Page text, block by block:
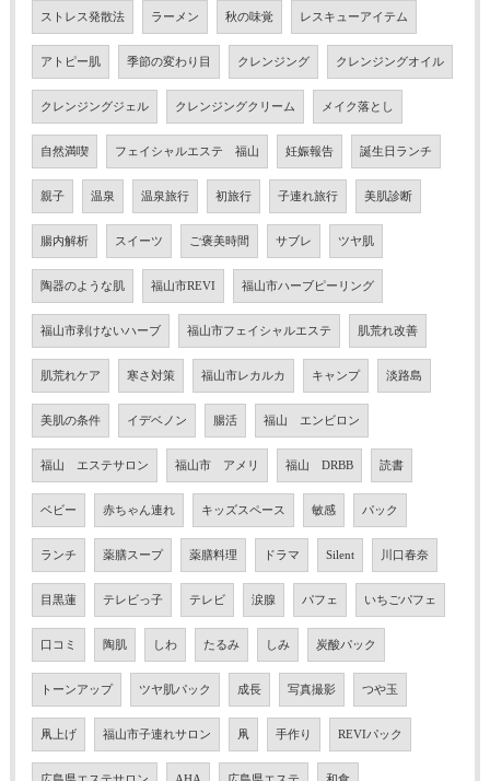
ストレス発散法 ラーメン 秋の味覚 レスキューアイテム
アトピー肌 季節の変わり目 クレンジング クレンジングオイル
クレンジングジェル クレンジングクリーム メイク落とし
自然満喫 フェイシャルエステ 福山 妊娠報告 誕生日ランチ
親子 温泉 温泉旅行 初旅行 子連れ旅行 美肌診断
腸内解析 スイーツ ご褒美時間 サブレ ツヤ肌
陶器のような肌 福山市REVI 福山市ハーブピーリング
福山市剥けないハーブ 福山市フェイシャルエステ 肌荒れ改善
肌荒れケア 寒さ対策 福山市レカルカ キャンプ 淡路島
美肌の条件 イデベノン 腸活 福山 エンビロン
福山 エステサロン 福山市 アメリ 福山 DRBB 読書
ベビー 赤ちゃん連れ キッズスペース 敏感 パック
ランチ 薬膳スープ 薬膳料理 ドラマ Silent 川口春奈
目黒蓮 テレビっ子 テレビ 涙腺 パフェ いちごパフェ
口コミ 陶肌 しわ たるみ しみ 炭酸パック
トーンアップ ツヤ肌パック 成長 写真撮影 つや玉
凧上げ 福山市子連れサロン 凧 手作り REVIパック